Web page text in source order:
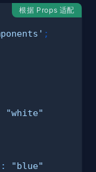
根据 Props 适配
;
"white"
:
"blue"